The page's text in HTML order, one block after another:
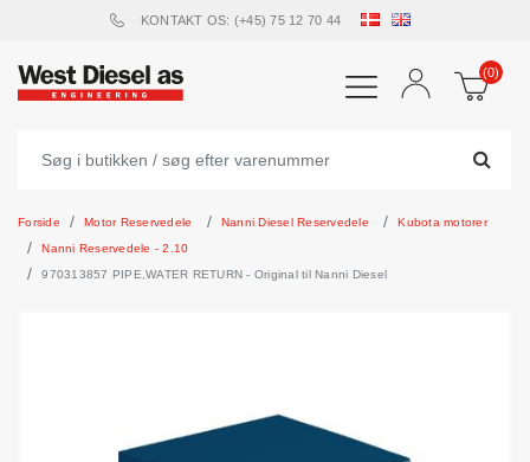
KONTAKT OS: (+45) 75 12 70 44
(0)
Forside Motor Reservedele Nanni Diesel Reservedele
Kubota motorer
Nanni Reservedele - 2.10
970313857 PIPE,WATER RETURN - Original til Nanni Diesel